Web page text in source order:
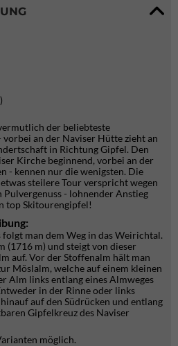
)
der beliebteste
vorbei an der Naviser Hütte zieht an
in Richtung Gipfel. Den
Kirche beginnend, vorbei an der
- kennen nur die wenigsten. Die
steilere Tour verspricht wegen
Pulvergenuss - lohnender Anstieg
top Skitourengipfel!
man dem Weg in das Weirichtal.
(1716 m) und steigt von dieser
auf. Vor der Stoffenalm hält man
Möslalm, welche auf einem kleinen
Alm links entlang eines Almweges
in der Rinne oder links
auf den Südrücken und entlang
Gipfelkreuz des Naviser
möglich.